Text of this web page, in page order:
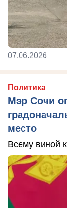
07.06.2026
Политика
Мэр Сочи
место
Всему виной